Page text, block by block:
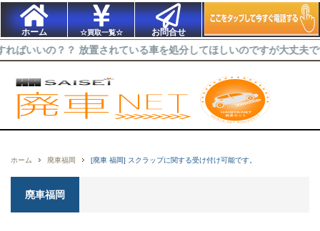
ホーム ☆買取一覧☆ お問合せ
放置されている車を処分してほしいのですが大丈夫ですか？
ホーム 廃車福岡 [廃車 福岡] スクラップに関する受け付け可能です。
廃車福岡